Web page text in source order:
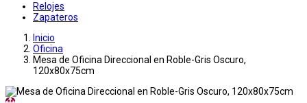
Relojes
Zapateros
Inicio
Oficina
Mesa de Oficina Direccional en Roble-Gris Oscuro,
120x80x75cm